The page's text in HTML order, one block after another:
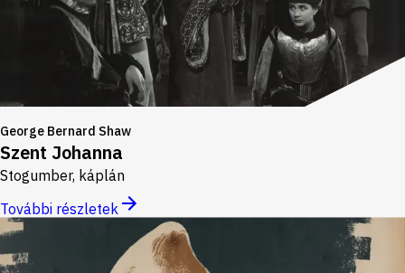
George Bernard Shaw
Szent Johanna
Stogumber, káplán
További részletek